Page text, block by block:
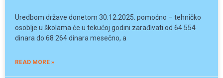
Uredbom države donetom 30.12.2025. pomoćno – tehničko
osoblje u školama će u tekućoj godini zarađivati od 64 554
dinara do 68 264 dinara mesečno, a
READ MORE »